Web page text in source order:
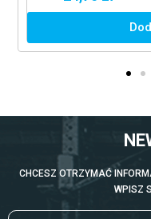
CHCESZ OTRZYMAĆ
WPISZ